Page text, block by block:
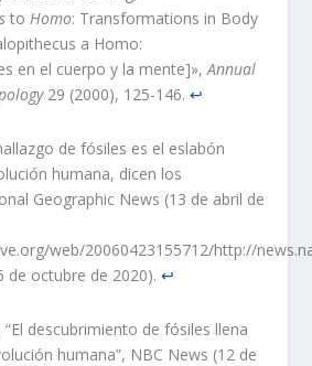
to Homo: Transformations in Body
a Homo:
en el cuerpo y la mente]»,Annual
29 (2000), 125-146.↩︎
de fósiles es el eslabón
humana, dicen los
Geographic News (13 de abril de
web/20060423155712/http://
de octubre de 2020).↩︎
descubrimiento de fósiles llena
humana”, NBC News (12 de